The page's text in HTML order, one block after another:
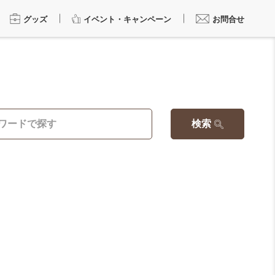
グッズ イベント・キャンペーン お問合せ
検索